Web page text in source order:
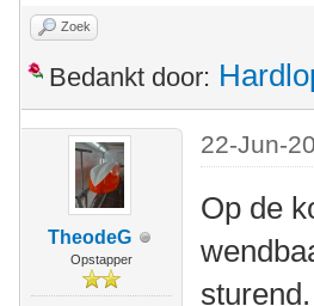
Zoek
Bedankt door:
TheodeG
Opstapper
22-Jun-
Op de